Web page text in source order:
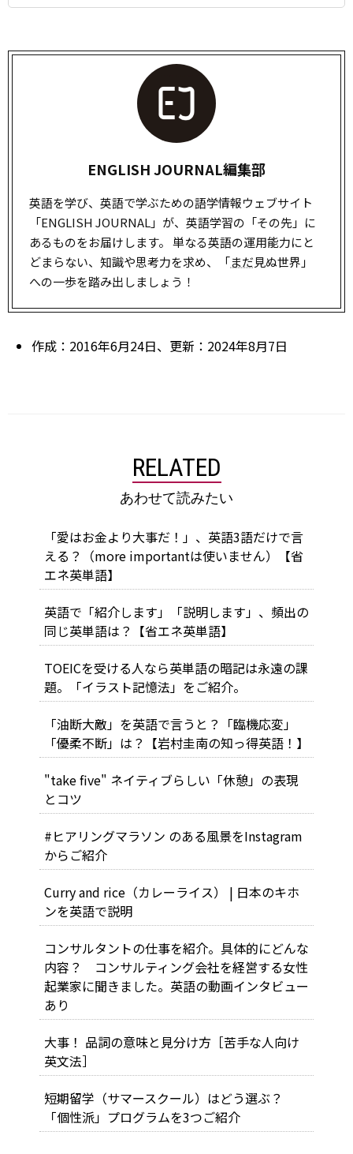
ENGLISH JOURNAL編集部
英語を学び、英語で学ぶための語学情報ウェブサイト
「ENGLISH JOURNAL」が、英語学習の「その先」に
あるものをお届けします。 単なる英語の運用能力にと
どまらない、知識や思考力を求め、「まだ見ぬ世界」
への一歩を踏み出しましょう！
作成：2016年6月24日、更新：2024年8月7日
RELATED
あわせて読みたい
「愛はお金より大事だ！」、英語3語だけで言
える？（more importantは使いません）【省
エネ英単語】
英語で「紹介します」「説明します」、頻出の
同じ英単語は？【省エネ英単語】
TOEICを受ける人なら英単語の暗記は永遠の課
題。「イラスト記憶法」をご紹介。
「油断大敵」を英語で言うと？「臨機応変」
「優柔不断」は？【岩村圭南の知っ得英語！】
"take five" ネイティブらしい「休憩」の表現
とコツ
#ヒアリングマラソン のある風景をInstagram
からご紹介
Curry and rice（カレーライス） | 日本のキホ
ンを英語で説明
コンサルタントの仕事を紹介。具体的にどんな
内容？ コンサルティング会社を経営する女性
起業家に聞きました。英語の動画インタビュー
あり
大事！ 品詞の意味と見分け方［苦手な人向け
英文法］
短期留学（サマースクール）はどう選ぶ？
「個性派」プログラムを3つご紹介